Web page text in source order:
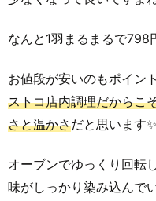
なんと1羽まるまるで798
お値段が安いのもポイン
ストコ店内調理だからこ
さと温かさだと思います✨
オーブンでゆっくり回転
味がしっかり染み込んで